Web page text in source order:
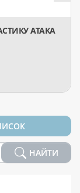
АТАКА
НАЙТИ